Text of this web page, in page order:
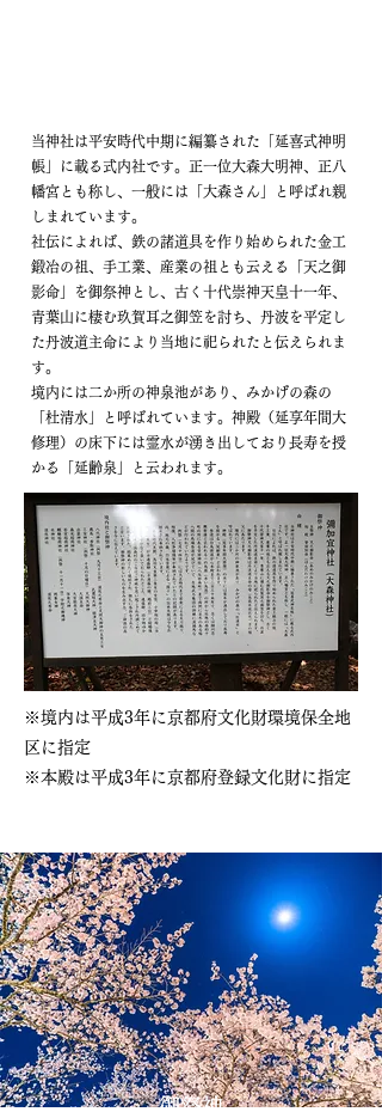
当神社は平安時代中期に編纂された「延喜式神明
帳」に載る式内社です。正一位大森大明神、正八
幡宮とも称し、一般には「大森さん」と呼ばれ親
しまれています。
社伝によれば、鉄の諸道具を作り始められた金工
鍛冶の祖、手工業、産業の祖とも云える「天之御
影命」を御祭神とし、古く十代崇神天皇十一年、
青葉山に棲む玖賀耳之御笠を討ち、丹波を平定し
た丹波道主命により当地に祀られたと伝えられま
す。
境内には二か所の神泉池があり、みかげの森の
「杜清水」と呼ばれています。神殿（延享年間大
修理）の床下には霊水が湧き出しており長寿を授
かる「延齢泉」と云われます。
※境内は平成3年に京都府文化財環境保全地
区に指定
※本殿は平成3年に京都府登録文化財に指定
御祭神